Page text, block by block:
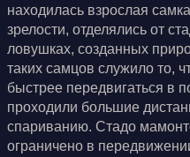
находилась взрослая
зрелости, отделялись от
ловушках, созданных
таких самцов служило то,
быстрее передвигаться в
проходили большие
спариванию. Стадо
ограничено в